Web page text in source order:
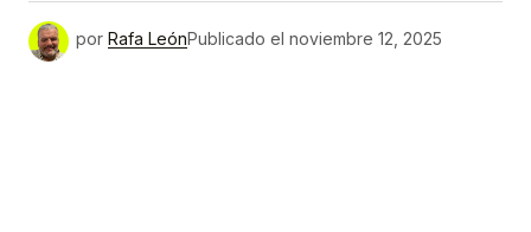
por Rafa LeónPublicado el noviembre 12, 2025